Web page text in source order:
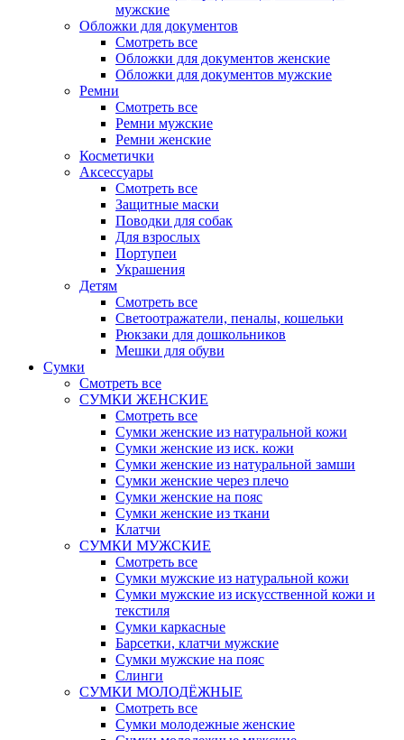
мужские
Обложки для документов
Смотреть все
Обложки для документов женские
Обложки для документов мужские
Ремни
Смотреть все
Ремни мужские
Ремни женские
Косметички
Аксессуары
Смотреть все
Защитные маски
Поводки для собак
Для взрослых
Портупеи
Украшения
Детям
Смотреть все
Светоотражатели, пеналы, кошельки
Рюкзаки для дошкольников
Мешки для обуви
Сумки
Смотреть все
СУМКИ ЖЕНСКИЕ
Смотреть все
Сумки женские из натуральной кожи
Сумки женские из иск. кожи
Сумки женские из натуральной замши
Сумки женские через плечо
Сумки женские на пояс
Сумки женские из ткани
Клатчи
СУМКИ МУЖСКИЕ
Смотреть все
Сумки мужские из натуральной кожи
Сумки мужские из искусственной кожи и
текстиля
Сумки каркасные
Барсетки, клатчи мужские
Сумки мужские на пояс
Слинги
СУМКИ МОЛОДЁЖНЫЕ
Смотреть все
Сумки молодежные женские